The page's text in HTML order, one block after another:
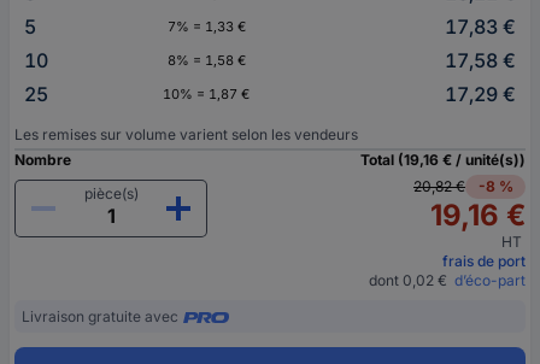
5
7% = 1,33 €
17,83 €
10
8% = 1,58 €
17,58 €
25
10% = 1,87 € 17,29 €
Les remises sur volume varient selon les vendeurs
Nombre
pièce(s)
Total (19,16 € / unité(s))
20,82 €
-8 %
19,16 €
HT
frais de port
dont 0,02 € d’éco-part
Livraison gratuite avec